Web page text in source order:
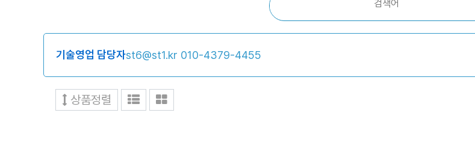
기술영업 담당자st6@st1.kr 010-4379-4455
상품정렬